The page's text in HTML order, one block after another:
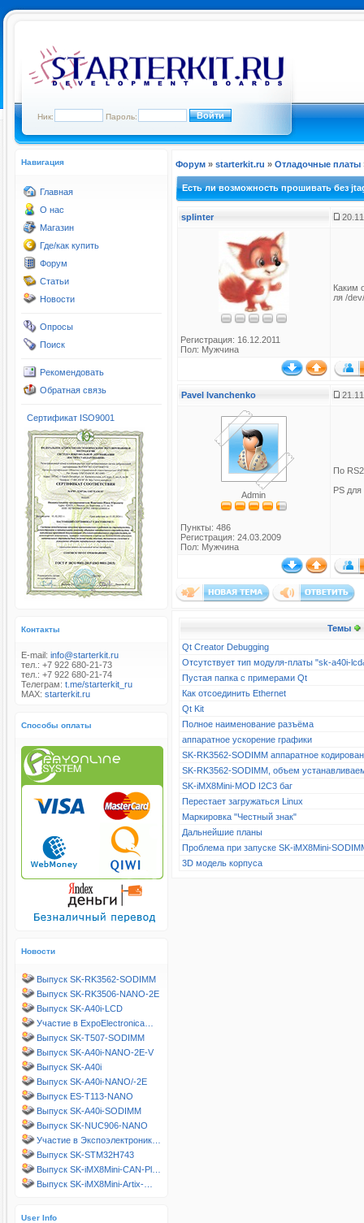
Ник: Пароль:
Навигация
Главная
О нас
Магазин
Где/как купить
Форум
Статьи
Новости
Опросы
Поиск
Рекомендовать
Обратная связь
Сертификат ISO9001
Контакты
E-mail: info@starterkit.ru
тел.: +7 922 680-21-73
тел.: +7 922 680-21-74
Телеграм: t.me/starterkit_ru
MAX: starterkit.ru
Способы оплаты
Новости
Выпуск SK-RK3562-SODIMM
Выпуск SK-RK3506-NANO-2E
Выпуск SK-A40i-LCD
Участие в ExpoElectronica…
Выпуск SK-T507-SODIMM
Выпуск SK-A40i-NANO-2E-V
Выпуск SK-A40i
Выпуск SK-A40i-NANO/-2E
Выпуск ES-T113-NANO
Выпуск SK-A40i-SODIMM
Выпуск SK-NUC906-NANO
Участие в Экспоэлектроник…
Выпуск SK-STM32H743
Выпуск SK-iMX8Mini-CAN-Pl…
Выпуск SK-iMX8Mini-Artix-…
User Info
Форум » starterkit.ru » Отладочные платы
Есть ли возможность прошивать без
splinter
Регистрация: 16.12.2011
Пол: Мужчина
Каким
ля /
Pavel Ivanchenko
Admin
Пункты: 486
Регистрация: 24.03.2009
Пол: Мужчина
По
PS
Темы
Qt Creator Debugging
Отсутствует тип модуля-платы "sk-a40i-
Пустая папка с примерами Qt
Как отсоединить Ethernet
Qt Kit
Полное наименование разъёма
аппаратное ускорение графики
SK-RK3562-SODIMM аппаратное
SK-RK3562-SODIMM, объем
SK-iMX8Mini-MOD I2C3 баг
Перестает загружаться Linux
Маркировка "Честный знак"
Дальнейшие планы
Проблема при запуске SK-iMX8Mini-
3D модель корпуса